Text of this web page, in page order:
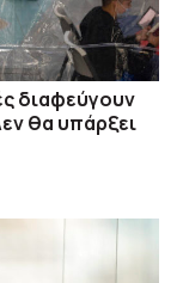
διαφεύγουν
θα υπάρξει